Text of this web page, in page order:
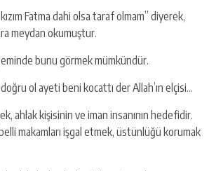
kızım Fatma dahi olsa taraf olmam” diyerek,
meydan okumuştur.
bunu görmek mümkündür.
ol ayeti beni kocattı der Allah’ın elçisi…
ahlak kişisinin ve iman insanının hedefidir.
makamları işgal etmek, üstünlüğü korumak